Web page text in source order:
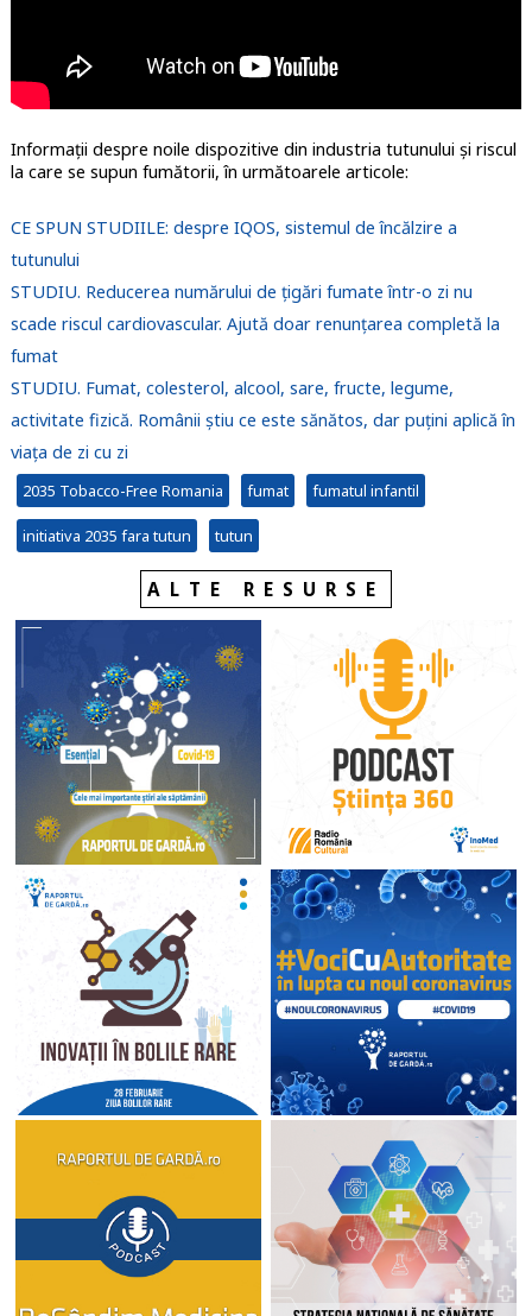
Informații despre noile dispozitive din industria tutunului și riscul
la care se supun fumătorii, în următoarele articole:
CE SPUN STUDIILE: despre IQOS, sistemul de încălzire a
tutunului
STUDIU. Reducerea numărului de țigări fumate într-o zi nu
scade riscul cardiovascular. Ajută doar renunțarea completă la
fumat
STUDIU. Fumat, colesterol, alcool, sare, fructe, legume,
activitate fizică. Românii știu ce este sănătos, dar puțini aplică în
viața de zi cu zi
2035 Tobacco-Free Romania fumat fumatul infantil
initiativa 2035 fara tutun tutun
ALTE RESURSE